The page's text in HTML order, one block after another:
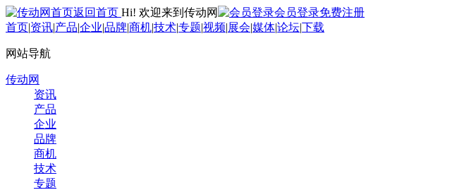
返回首页 Hi! 欢迎来到传动网 会员登录免费注册
首页|资讯|产品|企业|品牌|商机|技术|专题|视频|展会|媒体|论坛|下载
网站导航
传动网
资讯
产品
企业
品牌
商机
技术
专题